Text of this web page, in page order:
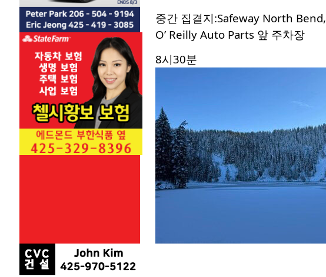
중간 집결지:Safeway North Bend,
O’ Reilly Auto Parts 앞 주차장
8시30분